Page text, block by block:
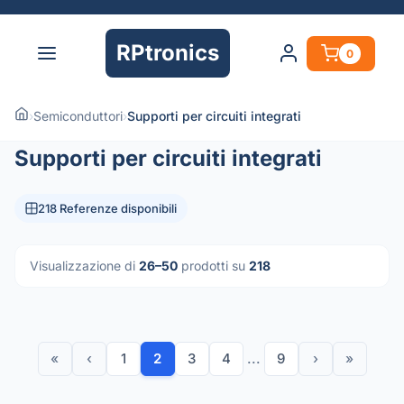
RPtronics 0
›Semiconduttori›Supporti per circuiti integrati
Supporti per circuiti integrati
218 Referenze disponibili
Visualizzazione di 26–50 prodotti su 218
« ‹ 1 2 3 4 ... 9 › »